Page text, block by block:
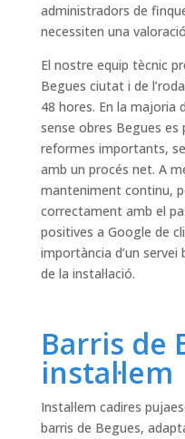
administradors de
necessiten una
El nostre equip tècnic
Begues ciutat i de
48 hores. En la majoria
sense obres Begues
reformes importants,
amb un procés net. A
manteniment continu,
correctament amb el
positives a Google de
importància d’un
de la instal·lació.
Barris de
instal·lem
Instal·lem cadires
barris de Begues,